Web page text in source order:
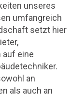
unseres
umfangreich
setzt hier
auf eine
an
als auch an